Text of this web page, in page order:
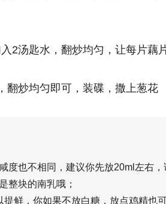
2汤匙水，翻炒均匀，让每片藕
翻炒均匀即可，装碟，撒上葱花
度也不相同，建议你先放20ml左右，
整块的南乳哦；
鲜，你如果不放白糖，放点鸡精也可